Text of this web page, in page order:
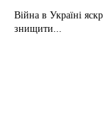
Війна в Україні
знищити...